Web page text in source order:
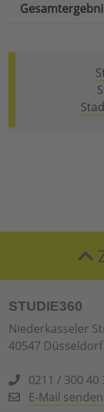
STUDIE360
Niederkasseler
40547 Düsseldorf
0211 / 300 40
E-Mail senden